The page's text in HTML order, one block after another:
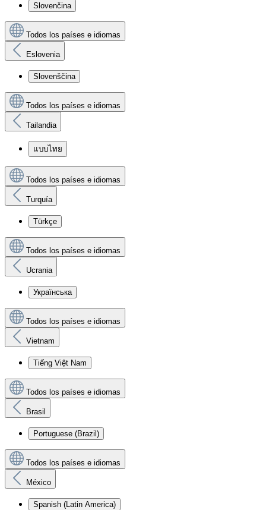
Slovenčina
Todos los países e idiomas
Eslovenia
Slovenščina
Todos los países e idiomas
Tailandia
แบบไทย
Todos los países e idiomas
Turquía
Türkçe
Todos los países e idiomas
Ucrania
Українська
Todos los países e idiomas
Vietnam
Tiếng Việt Nam
Todos los países e idiomas
Brasil
Portuguese (Brazil)
Todos los países e idiomas
México
Spanish (Latin America)